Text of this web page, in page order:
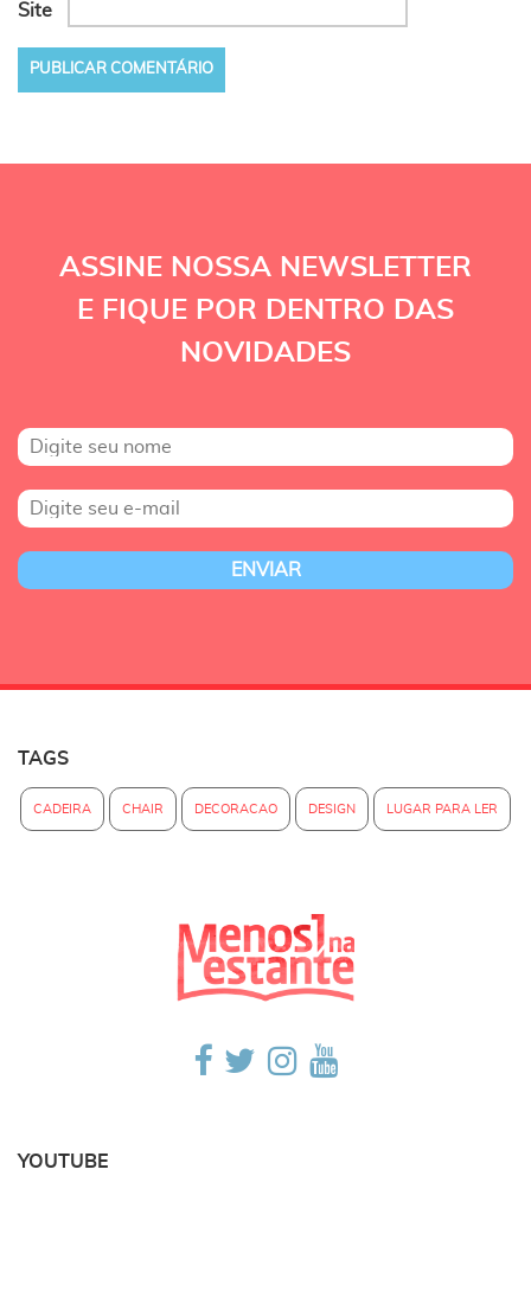
Site
ASSINE NOSSA NEWSLETTER
E FIQUE POR DENTRO DAS
NOVIDADES
TAGS
CADEIRA CHAIR DECORACAO DESIGN LUGAR PARA LER
YOUTUBE